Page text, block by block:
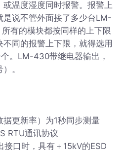
温度湿度同时报警。报警上
是说不管外面接了多少台LM-
有的模块都按同样的上下限
同的报警上下限，就得选用
。LM-430带继电器输出，
。
更新率）为1秒同步测量
RTU通讯协议
口时，具有＋15kV的ESD